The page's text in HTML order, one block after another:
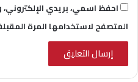
احفظ اسمي، بريدي
المتصفح لاستخدامها المرة